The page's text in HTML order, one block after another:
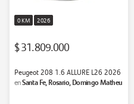
0 KM 2026
$ 31.809.000
Peugeot 208 1.6 ALLURE L26 2026
enSanta Fe, Rosario, Domingo Matheu